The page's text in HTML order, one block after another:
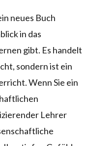
neues Buch
in das
gibt. Es handelt
sondern ist ein
Wenn Sie ein
Lehrer